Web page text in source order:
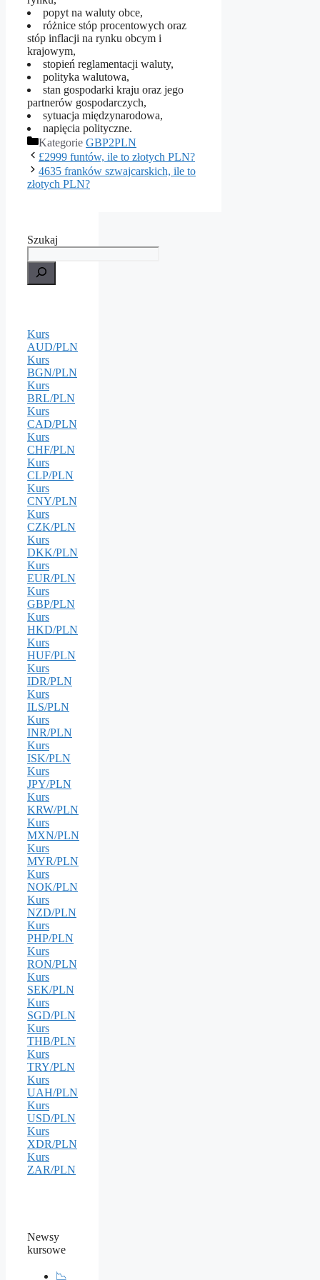
popyt na waluty obce,
różnice stóp procentowych oraz
stóp inflacji na rynku obcym i
krajowym,
stopień reglamentacji waluty,
polityka walutowa,
stan gospodarki kraju oraz jego
partnerów gospodarczych,
sytuacja międzynarodowa,
napięcia polityczne.
Kategorie GBP2PLN
£2999 funtów, ile to złotych PLN?
4635 franków szwajcarskich, ile to
złotych PLN?
Szukaj
Kurs
AUD/PLN
Kurs
BGN/PLN
Kurs
BRL/PLN
Kurs
CAD/PLN
Kurs
CHF/PLN
Kurs
CLP/PLN
Kurs
CNY/PLN
Kurs
CZK/PLN
Kurs
DKK/PLN
Kurs
EUR/PLN
Kurs
GBP/PLN
Kurs
HKD/PLN
Kurs
HUF/PLN
Kurs
IDR/PLN
Kurs
ILS/PLN
Kurs
INR/PLN
Kurs
ISK/PLN
Kurs
JPY/PLN
Kurs
KRW/PLN
Kurs
MXN/PLN
Kurs
MYR/PLN
Kurs
NOK/PLN
Kurs
NZD/PLN
Kurs
PHP/PLN
Kurs
RON/PLN
Kurs
SEK/PLN
Kurs
SGD/PLN
Kurs
THB/PLN
Kurs
TRY/PLN
Kurs
UAH/PLN
Kurs
USD/PLN
Kurs
XDR/PLN
Kurs
ZAR/PLN
Newsy
kursowe
📉